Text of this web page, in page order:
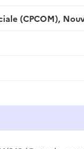
(CPCOM),